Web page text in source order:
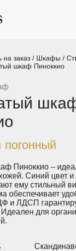
по
заказ / Шкафы /
шкаф Пиноккио
погонный
Пиноккио –
Синий цвет и
ему стильный
обеспечивает
и ЛДСП
Идеален для